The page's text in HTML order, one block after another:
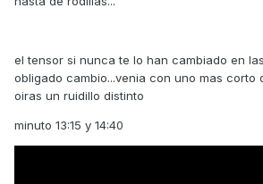
el tensor si nunca te lo han cambiado en
obligado cambio...venia con uno mas corto
oiras un ruidillo distinto
minuto 13:15 y 14:40